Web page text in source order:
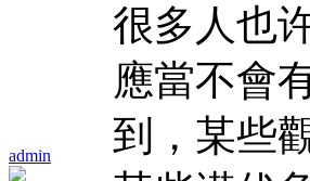
admin
很多人也
應當不會
到，某些